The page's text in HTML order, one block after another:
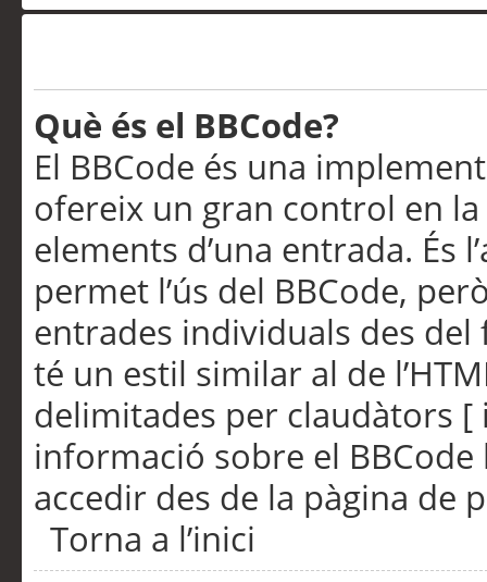
Què és el BBCode?
El BBCode és una
ofereix un gran control en
elements d’una entrada. És
permet l’ús del BBCode,
entrades individuals des
té un estil similar al de
delimitades per claudàtors [
informació sobre el
accedir des de la pàgina de
Torna a l’inici